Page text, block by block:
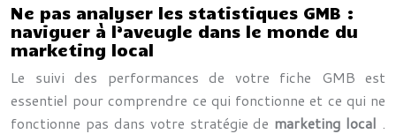
Ne pas analyser les statistiques GMB :
naviguer à l’aveugle dans le monde du
marketing local
Le suivi des performances de votre fiche GMB est
essentiel pour comprendre ce qui fonctionne et ce qui ne
fonctionne pas dans votre stratégie de marketing local .